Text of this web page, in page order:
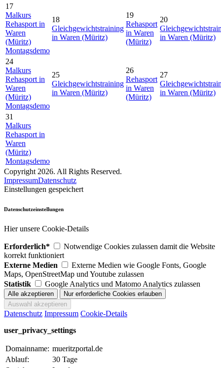
17
Malkurs
Rehasport in
Waren
(Müritz)
Montagsdemo
18
Gleichgewichtstraining
in Waren (Müritz)
19
Rehasport
in Waren
(Müritz)
20
in Waren (Müritz)
24
Malkurs
Rehasport in
Waren
(Müritz)
Montagsdemo
25
Gleichgewichtstraining
in Waren (Müritz)
26
Rehasport
in Waren
(Müritz)
27
in Waren (Müritz)
31
Malkurs
Rehasport in
Waren
(Müritz)
Montagsdemo
Copyright 2026. All Rights Reserved.
ImpressumDatenschutz
Einstellungen gespeichert
Datenschutzeinstellungen
Hier unsere Cookie-Details
Erforderlich*
Notwendige Cookies zulassen damit die Website
korrekt funktioniert
Externe Medien
Externe Medien wie Google Fonts, Google
Maps, OpenStreetMap und Youtube zulassen
Statistik
Google Analytics und Matomo Analytics zulassen
Datenschutz Impressum Cookie-Details
user_privacy_settings
Domainname: mueritzportal.de
Ablauf:
30 Tage